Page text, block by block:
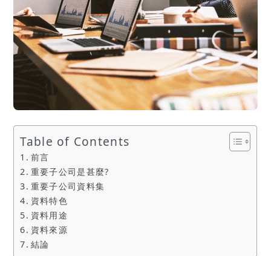
Table of Contents
前言
重要子公司是甚麼?
重要子公司資料集
資料特色
資料用途
資料來源
結論